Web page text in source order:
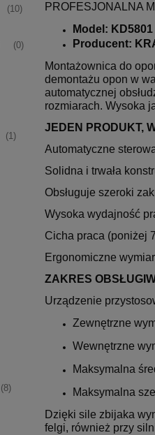
(10)
(0)
(1)
(8)
PROFESJONALNA
Model: KD5801
Producent:
Montażownica do
demontażu opon w
automatycznej
rozmiarach. Wysoka
JEDEN PRODUKT,
Automatyczne
Solidna i trwała
Obsługuje szeroki
Wysoka wydajność
Cicha praca (poniżej
Ergonomiczne
ZAKRES
Urządzenie
Zewnętrzne
Wewnętrzne
Maksymalna
Maksymalna
Dzięki sile zbijaka
felgi, również przy